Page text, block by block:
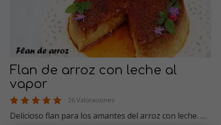
Flan de arroz con leche al
vapor
26 Valoraciones
Delicioso flan para los amantes del arroz con leche. …